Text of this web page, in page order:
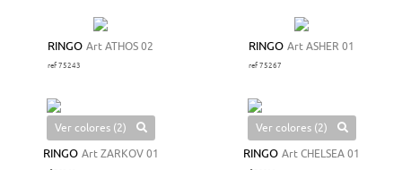
RINGO Art ATHOS 02
ref 75243
RINGO Art ASHER 01
ref 75267
Ver colores (2)
RINGO Art ZARKOV 01
Ver colores (2)
RINGO Art CHELSEA 01